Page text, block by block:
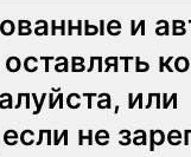
и
или
если не